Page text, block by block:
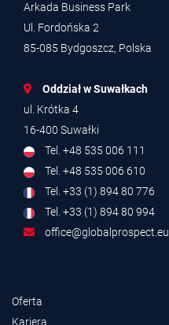
Arkada Business Park
Ul. Fordońska 2
85-085 Bydgoszcz, Polska
Oddział w Suwałkach
ul. Krótka 4
16-400 Suwałki
Tel. +48 535 006 111
Tel. +48 535 006 610
Tel. +33 (1) 894 80 776
Tel. +33 (1) 894 80 994
office@globalprospect.eu
Oferta
Kariera